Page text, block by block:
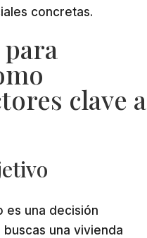
concretas.
clave a
es una decisión
una vivienda